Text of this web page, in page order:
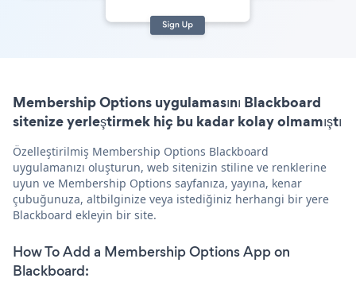
Membership Options uygulamasını Blackboard
sitenize yerleştirmek hiç bu kadar kolay olmamıştı
Özelleştirilmiş Membership Options Blackboard
uygulamanızı oluşturun, web sitenizin stiline ve renklerine
uyun ve Membership Options sayfanıza, yayına, kenar
çubuğunuza, altbilginize veya istediğiniz herhangi bir yere
Blackboard ekleyin bir site.
How To Add a Membership Options App on
Blackboard: